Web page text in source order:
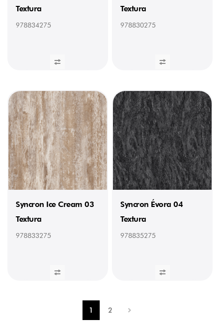
Textura
978834275
Textura
978830275
Syncron Ice Cream 03
Textura
978833275
Syncron Évora 04
Textura
978835275
1 2